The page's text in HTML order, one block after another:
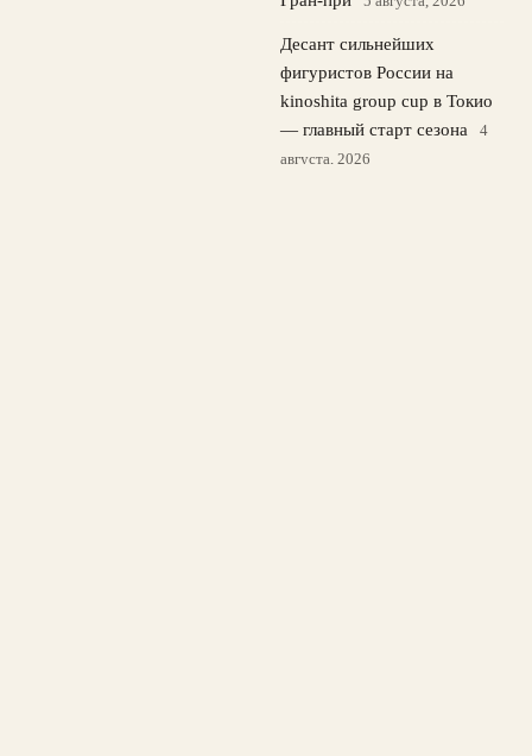
Десант сильнейших
фигуристов России на
kinoshita group cup в Токио
— главный старт сезона
4
августа, 2026